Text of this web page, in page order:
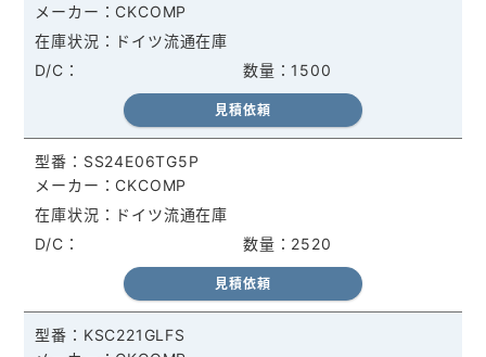
CKCOMP
1500
ドイツ流通在庫
見積依頼
SS24E06TG5P
CKCOMP
2520
ドイツ流通在庫
見積依頼
KSC221GLFS